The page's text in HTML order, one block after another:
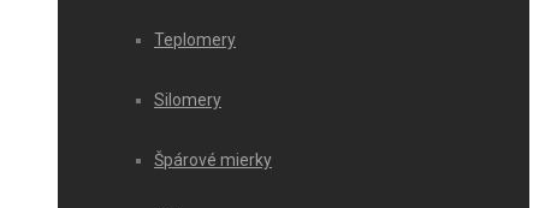
Teplomery
Silomery
Špárové mierky